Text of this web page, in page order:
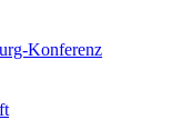
Konferenz